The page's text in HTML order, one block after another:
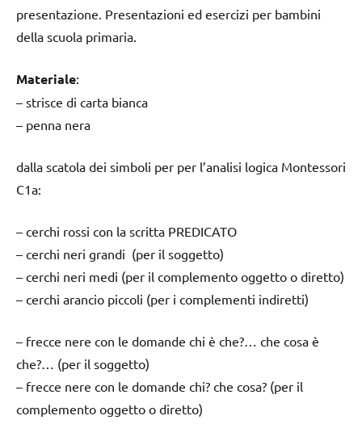
presentazione. Presentazioni ed esercizi per bambini
della scuola primaria.
Materiale:
– strisce di carta bianca
– penna nera
dalla scatola dei simboli per per l’analisi logica Montessori
C1a:
– cerchi rossi con la scritta PREDICATO
– cerchi neri grandi (per il soggetto)
– cerchi neri medi (per il complemento oggetto o diretto)
– cerchi arancio piccoli (per i complementi indiretti)
– frecce nere con le domande chi è che?… che cosa è
che?… (per il soggetto)
– frecce nere con le domande chi? che cosa? (per il
complemento oggetto o diretto)